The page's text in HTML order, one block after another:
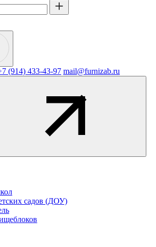
(914) 433-43-97 mail@furnizab.ru
садов (ДОУ)